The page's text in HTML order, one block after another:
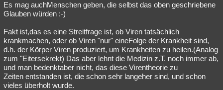
Es mag auchMenschen geben, die selbst das oben geschriebene
Glauben würden :-)
Fakt ist,das es eine Streitfrage ist, ob Viren tatsächlich
krankmachen, oder ob Viren "nur" eineFolge der Krankheit sind,
d.h. der Körper Viren produziert, um Krankheiten zu heilen.(Analog
zum "Eitersekrekt) Das aber lehnt die Medizin z.T. noch immer ab,
und man bedenktaber nicht, das diese Virentheorie zu
Zeiten entstanden ist, die schon sehr langeher sind, und schon
vieles überholt wurde.